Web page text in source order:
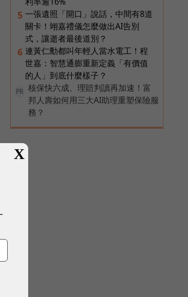
5 一張遺照「開口」說話，中間有8道
關卡！翊嘉禮儀怎麼做出AI告別
式，讓逝者最後道別？
6 連黃仁勳都叫年輕人當水電工！程
世嘉：智慧通膨重新定義「有價值
的人」到底什麼樣子？
PR
核保快六成、理賠判讀再加速！富
邦人壽如何用三大AI助理重塑保險服
務？
X